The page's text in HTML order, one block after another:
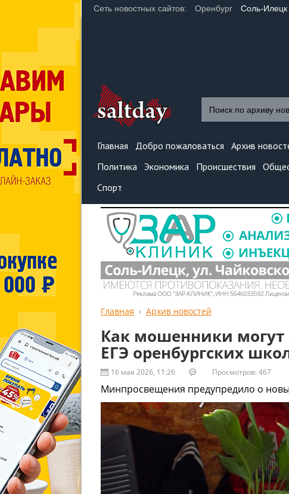
Сеть новостных сайтов: Оренбург Соль-Илецк
Главная Добро пожаловаться Архив
Политика Экономика Происшествия
Спорт
Главная Архив новостей
Как мошенники
ЕГЭ оренбургских
16 мая 2026, 11:26 Просмотров: 467
Минпросвещения предупредило о